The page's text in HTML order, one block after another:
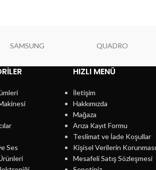
SAMSUNG QUADRO
Ses
HIZLI MENÜ
İletişim
Hakkımızda
Mağaza
Arıza Kayıt Formu
Teslimat ve İade Koşullar
Kişisel Verilerin Korunması
Mesafeli Satış Sözleşmesi